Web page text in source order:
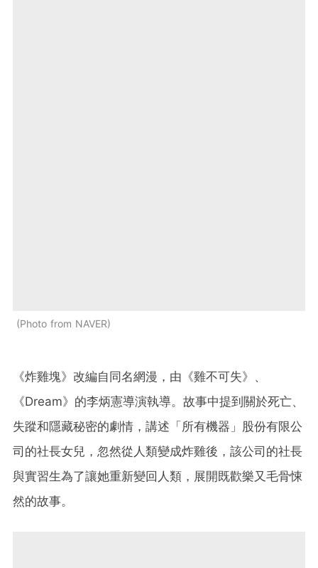
Photo from NAVER
《炸雞塊》改編自同名網漫， 由《雞不可失》、
《Dream》的李炳憲導演執導。 故事中提到關於死亡、
失蹤和隱藏秘密的劇情，講述「所有機器」股份有限公
司的社長女兒，忽然從人類變成炸雞後，該公司的社長
與實習生為了讓她重新變回人類，展開既歡樂又毛骨悚
然的故事。